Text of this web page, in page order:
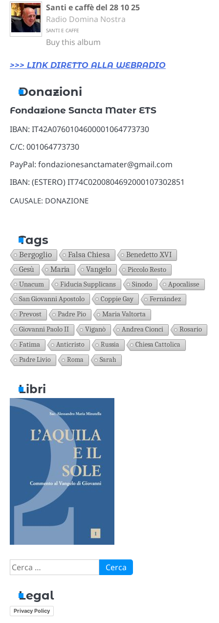
Santi e caffè del 28 10 25
Radio Domina Nostra
SANTI E CAFFE
Buy this album
>>> LINK DIRETTO ALLA WEBRADIO
Donazioni
Fondazione Sancta Mater ETS
IBAN: IT42A0760104600001064773730
C/C: 001064773730
PayPal: fondazionesanctamater@gmail.com
IBAN: (ESTERO) IT74C0200804692000107302851
CAUSALE: DONAZIONE
Tags
Bergoglio Falsa Chiesa Benedetto XVI
Gesù Maria Vangelo
Piccolo Resto
Unacum
Fiducia Supplicans Sinodo
Apocalisse
San Giovanni Apostolo
Coppie Gay
Fernández
Prevost
Padre Pio
Maria Valtorta
Giovanni Paolo II
Viganò Andrea Cionci
Rosario
Fatima
Anticristo Russia
Chiesa Cattolica
Padre Livio
Roma Sarah
Libri
Ricerca
per:
Legal
Privacy Policy